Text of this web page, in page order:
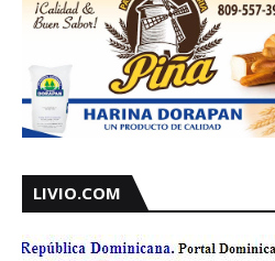
LIVIO.COM